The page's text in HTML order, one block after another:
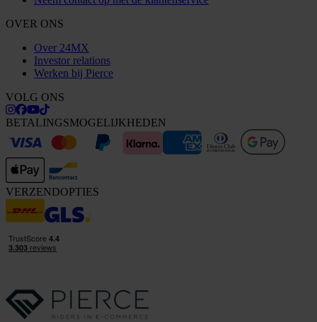
OVER ONS
Over 24MX
Investor relations
Werken bij Pierce
VOLG ONS
BETALINGSMOGELIJKHEDEN
VERZENDOPTIES